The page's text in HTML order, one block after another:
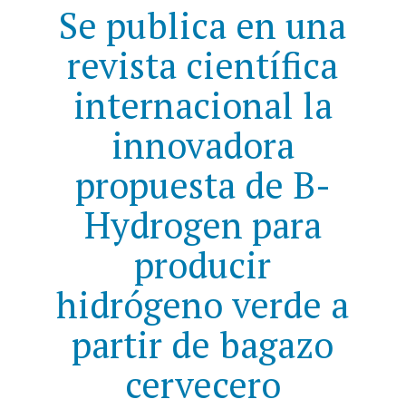
Se publica en una
revista científica
internacional la
innovadora
propuesta de B-
Hydrogen para
producir
hidrógeno verde a
partir de bagazo
cervecero